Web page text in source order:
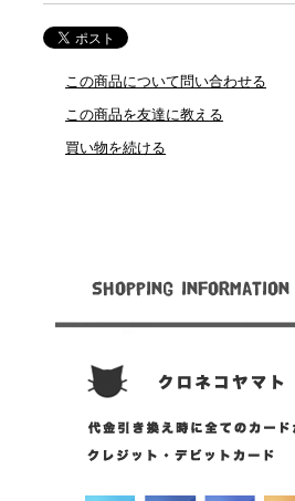
この商品について問い合わせる
この商品を友達に教える
買い物を続ける